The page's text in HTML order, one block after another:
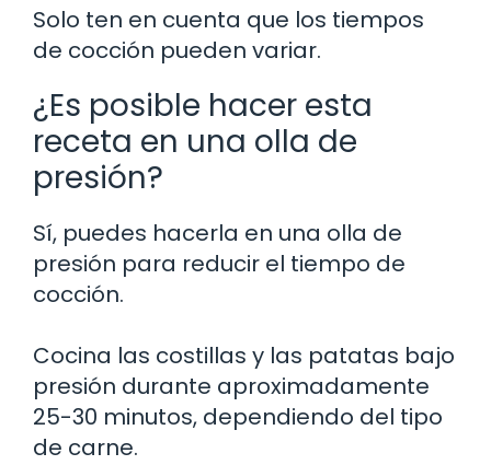
Solo ten en cuenta que los tiempos
de cocción pueden variar.
¿Es posible hacer esta
receta en una olla de
presión?
Sí, puedes hacerla en una olla de
presión para reducir el tiempo de
cocción.
Cocina las costillas y las patatas bajo
presión durante aproximadamente
25-30 minutos, dependiendo del tipo
de carne.